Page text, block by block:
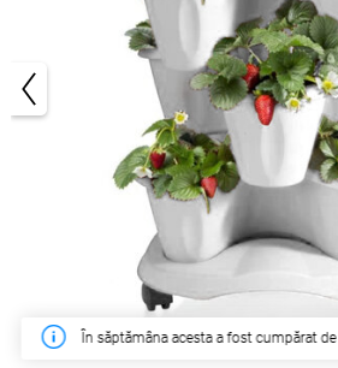
1/2
În săptămâna acesta a fost cumpărat de